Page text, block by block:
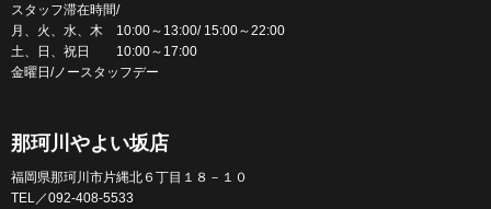
スタッフ滞在時間/
月、火、水、木 10:00～13:00/ 15:00～22:00
土、日、祝日 10:00～17:00
金曜日/ノースタッフデー
那珂川やよい坂店
福岡県那珂川市片縄北６丁目１８－１０
TEL／092-408-5533